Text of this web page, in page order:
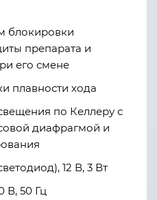
блокировки
препарата и
его смене
плавности хода
по Келлеру с
диафрагмой и
12 В, 3 Вт
В, 50 Гц